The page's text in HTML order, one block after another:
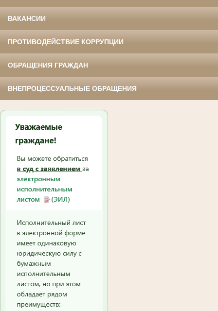
ВАКАНСИИ
ПРОТИВОДЕЙСТВИЕ КОРРУПЦИИ
ОБРАЩЕНИЯ ГРАЖДАН
ВНЕПРОЦЕССУАЛЬНЫЕ ОБРАЩЕНИЯ